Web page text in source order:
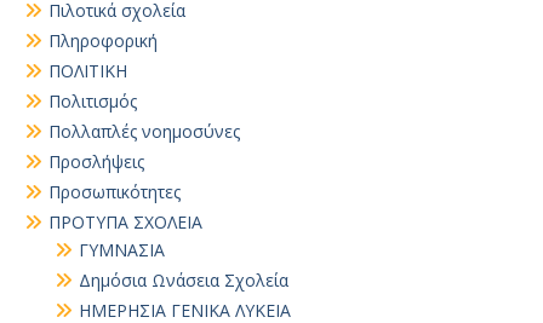
Πιλοτικά σχολεία
Πληροφορική
ΠΟΛΙΤΙΚΗ
Πολιτισμός
Πολλαπλές νοημοσύνες
Προσλήψεις
Προσωπικότητες
ΠΡΟΤΥΠΑ ΣΧΟΛΕΙΑ
ΓΥΜΝΑΣΙΑ
Δημόσια Ωνάσεια Σχολεία
ΗΜΕΡΗΣΙΑ ΓΕΝΙΚΑ ΛΥΚΕΙΑ